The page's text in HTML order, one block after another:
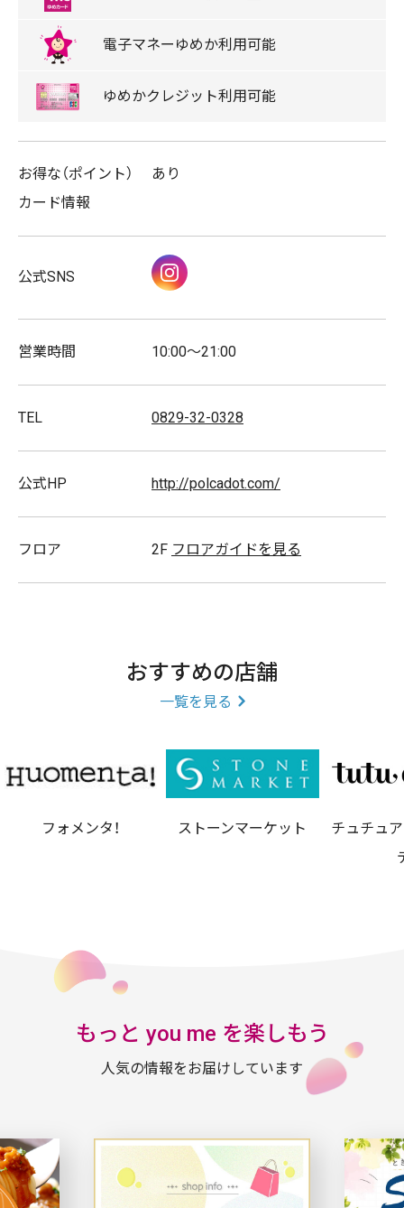
鞄/かばん/バッグ/バック/時計/雑貨/帽子
グッズ
電子マネー ゆめか利用可能
ゆめかクレジット利用可能
お得な（ポイント）
カード情報
あり
公式SNS
営業時間 10:00〜21:00
TEL 0829-32-0328
公式HP http://polcadot.com/
フロア 2F フロアガイドを見る
おすすめの店舗
一覧を見る
フォメンタ！ ストーンマーケット
チュチュ
もっと you me を楽しもう
人気の情報をお届けしています